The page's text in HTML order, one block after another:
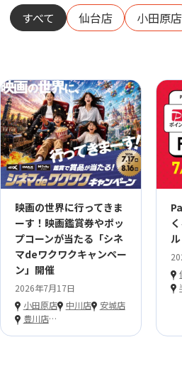
すべて 仙台店 小田原店
映画の世界に行ってきま
ーす！映画鑑賞券やポッ
プコーンが当たる「シネ
マdeワクワクキャンペー
ン」開催
2026年7月17日
小田原店
中川店
安城店
豊川店…